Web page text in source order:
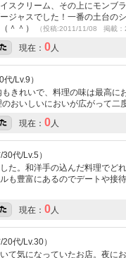
スクリーム、その上にモンブ
ジャスでした！一番の土台の
＾＾）
（投稿:2011/11/08 掲載：
現在： 0人
/Lv.9）
きれいで、料理の味は最高
おいしいにおいが広がって二
現在： 0人
代/Lv.5）
た。和洋手の込んだ料理でど
も豊富にあるのでデートや接
現在： 0人
代/Lv.30）
て気になっていたお店。夜に